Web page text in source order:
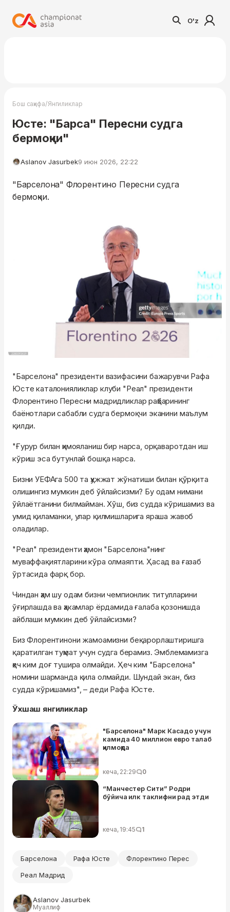
O'z
Бош саҳифа/Янгиликлар
Юсте: "Барса" Пересни судга
бермоқчи"
Aslanov Jasurbek9 июн 2026, 22:22
"Барселона" Флорентино Пересни судга
бермоқчи.
"Барселона" президенти вазифасини бажарувчи Рафа
Юсте каталонияликлар клуби "Реал" президенти
Флорентино Пересни мадридликлар раҳбарининг
баёнотлари сабабли судга бермоқчи эканини маълум
қилди.
"Ғурур билан ҳимояланиш бир нарса, орқаваротдан иш
кўриш эса бутунлай бошқа нарса.
Бизни УЕФАга 500 та ҳужжат жўнатиши билан қўрқита
олишингиз мумкин деб ўйлайсизми? Бу одам нимани
ўйлаётганини билмайман. Хўш, биз судда кўришамиз ва
умид қиламанки, улар қилмишларига яраша жавоб
оладилар.
"Реал" президенти ҳамон "Барселона"нинг
муваффақиятларини кўра олмаяпти. Ҳасад ва ғазаб
ўртасида фарқ бор.
Чиндан ҳам шу одам бизни чемпионлик титулларини
ўғирлашда ва ҳакамлар ёрдамида ғалаба қозонишда
айблаши мумкин деб ўйлайсизми?
Биз Флорентинони жамоамизни беқарорлаштиришга
қаратилган туҳмат учун судга берамиз. Эмблемамизга
ҳеч ким доғ тушира олмайди. Ҳеч ким "Барселона"
номини шарманда қила олмайди. Шундай экан, биз
судда кўришамиз", – деди Рафа Юсте.
Ўхшаш янгиликлар
"Барселона" Марк Касадо учун
камида 40 миллион евро талаб
қилмоқда
кеча, 22:29 0
“Манчестер Сити” Родри
бўйича илк таклифни рад этди
кеча, 19:45 1
Барселона Рафа Юсте
Флорентино Перес
Реал Мадрид
Aslanov Jasurbek
Муаллиф